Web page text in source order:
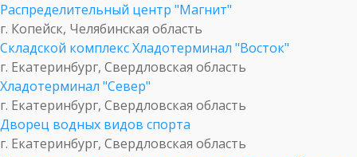
Распределительный центр "Магнит"
г. Копейск, Челябинская область
Складской комплекс Хладотерминал "Восток"
г. Екатеринбург, Свердловская область
Хладотерминал "Север"
г. Екатеринбург, Свердловская область
Дворец водных видов спорта
г. Екатеринбург, Свердловская область